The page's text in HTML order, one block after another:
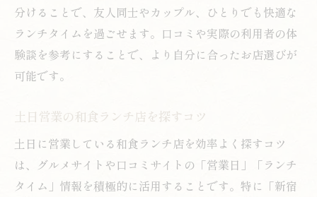
分けることで、友人同士やカップル、ひとりでも快適な
ランチタイムを過ごせます。口コミや実際の利用者の体
験談を参考にすることで、より自分に合ったお店選びが
可能です。
土日営業の和食ランチ店を探すコツ
土日に営業している和食ランチ店を効率よく探すコツ
は、グルメサイトや口コミサイトの「営業日」「ランチ
タイム」情報を積極的に活用することです。特に「新宿